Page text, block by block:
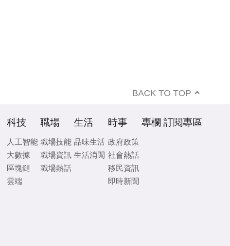
BACK TO TOP
科技
人工智能
大數據
區塊鏈
雲端
職場
職場技能
職場資訊
職場熱話
生活
品味生活
生活消閒
時事
政府政策
社會熱話
移民資訊
即時新聞
專欄 訂閱專區